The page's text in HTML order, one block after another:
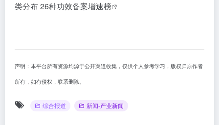
类分布 26种功效备案增速榜
声明：本平台所有资源均源于公开渠道收集，仅供个人参考学习，版权归原作者
所有，如有侵权，联系删除。
综合报道 新闻-产业新闻